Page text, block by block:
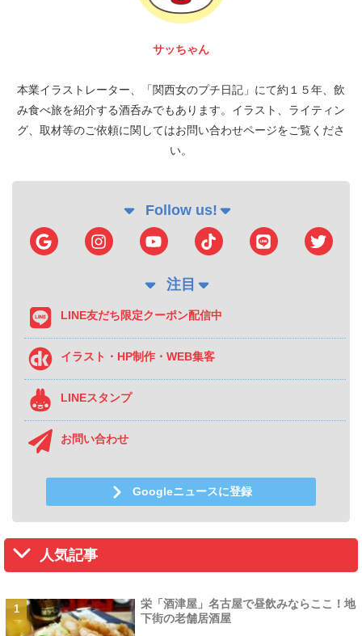
サッちゃん
本業イラストレーター、「関西女のプチ日記」にて約１５年、飲
み食べ旅を紹介する酒呑みでもあります。イラスト、ライティン
グ、取材等のご依頼に関してはお問い合わせページをご覧くださ
い。
Follow us!
注目
LINE友だち限定クーポン配信中
イラスト・HP制作・WEB集客
LINEスタンプ
お問い合わせ
Googleニュースに登録
人気記事
栄「酒津屋」名古屋で昼飲みならここ！地
下街の老舗居酒屋